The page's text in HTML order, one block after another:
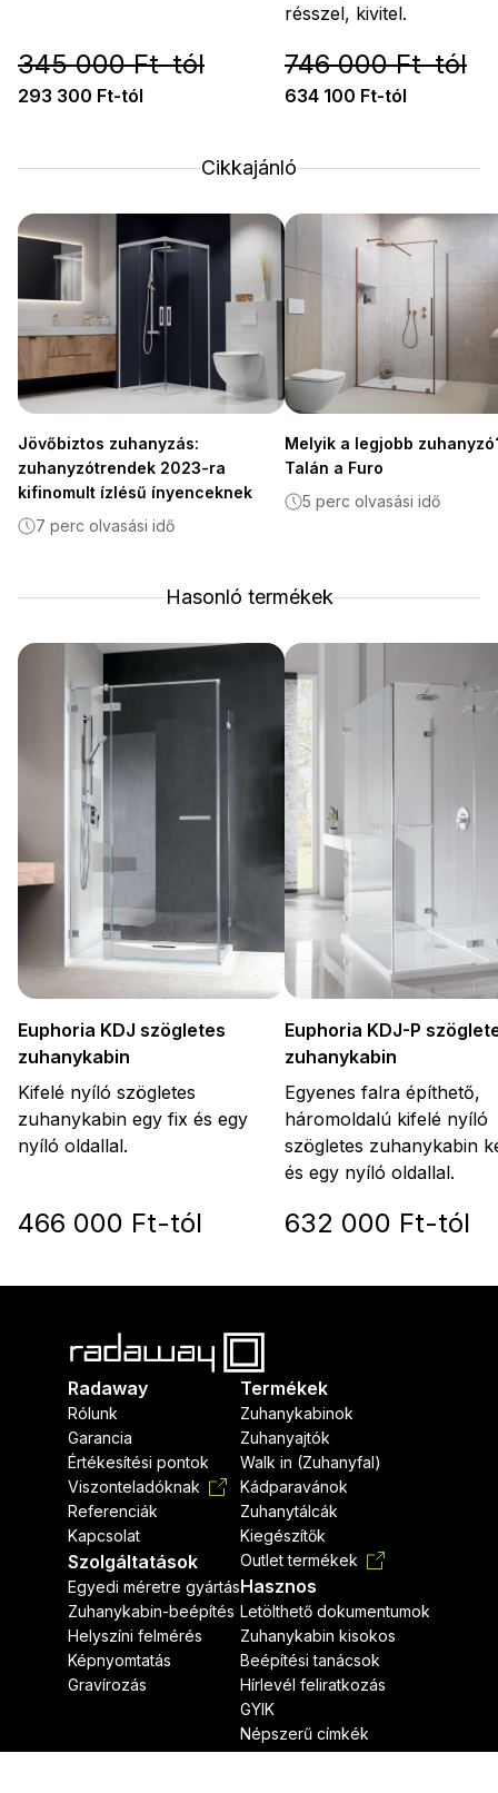
345 000 Ft-tól
293 300 Ft-tól
résszel, kivitel.
746 000 Ft-tól
634 100 Ft-tól
Cikkajánló
Jövőbiztos zuhanyzás:
zuhanyzótrendek 2023-ra
kifinomult ízlésű ínyenceknek
7 perc olvasási idő
Melyik a legjobb
Talán a Furo
5 perc olvasási idő
Hasonló termékek
Euphoria KDJ szögletes
zuhanykabin
Kifelé nyíló szögletes
zuhanykabin egy fix és egy
nyíló oldallal.
466 000 Ft-tól
Euphoria KDJ-P
zuhanykabin
Egyenes falra építhető,
háromoldalú kifelé nyíló
szögletes zuhanykabin
és egy nyíló oldallal.
632 000 Ft-tól
Radaway
Rólunk
Garancia
Értékesítési pontok
Viszonteladóknak
Referenciák
Kapcsolat
Szolgáltatások
Egyedi méretre gyártás
Zuhanykabin-beépítés
Helyszíni felmérés
Képnyomtatás
Gravírozás
Termékek
Zuhanykabinok
Zuhanyajtók
Walk in (Zuhanyfal)
Kádparavánok
Zuhanytálcák
Kiegészítők
Outlet termékek
Hasznos
Letölthető dokumentumok
Zuhanykabin kisokos
Beépítési tanácsok
Hírlevél feliratkozás
GYIK
Népszerű címkék